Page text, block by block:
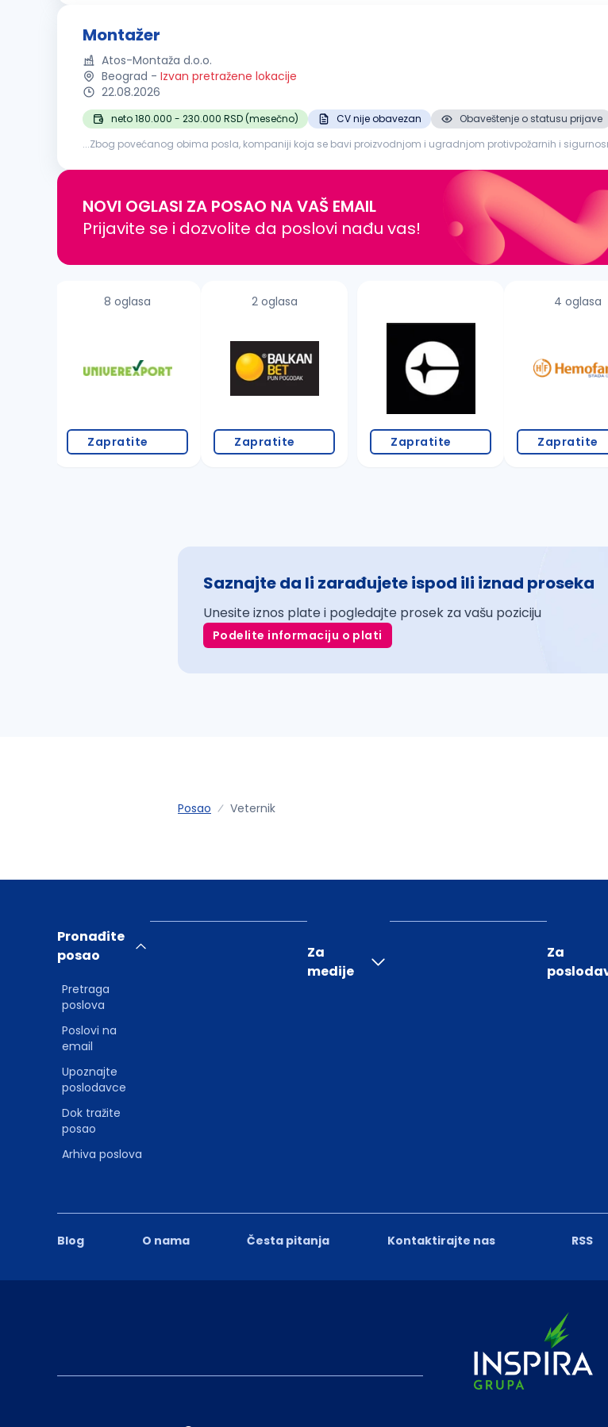
Montažer
Atos-Montaža d.o.o.
Beograd - Izvan pretražene lokacije
22.08.2026
neto 180.000 - 230.000 RSD (mesečno) CV nije obavezan
Obaveštenje o statusu prijave
...Zbog povećanog obima posla, kompaniji koja se bavi proizvodnjom i ugradnjom protivpožarnih i
NOVI OGLASI ZA POSAO NA VAŠ EMAIL
Prijavite se i dozvolite da poslovi nađu vas!
8 oglasa
Zapratite
2 oglasa
Zapratite Zapratite
4 oglasa
Zapratite
Saznajte da li zarađujete ispod ili iznad proseka
Unesite iznos plate i pogledajte prosek za vašu poziciju
Podelite informaciju o plati
Posao Veternik
Blog O nama Česta pitanja Kontaktirajte nas RSS
Pronađite
posao
Pretraga
poslova
Poslovi na
email
Upoznajte
poslodavce
Dok tražite
posao
Arhiva poslova
Za
medije
Za